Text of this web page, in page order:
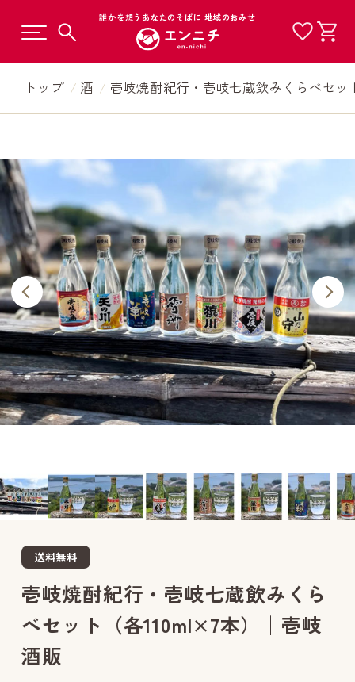
誰かを想うあなたのそばに 地域のおみせ
トップ 酒 壱岐焼酎紀行・壱岐七蔵飲みくらべセ
送料無料
壱岐焼酎紀行・壱岐七蔵飲みくら
べセット（各110ml×7本）│壱岐
酒販